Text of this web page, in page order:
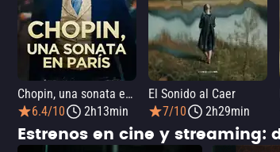
Chopin, una sonata en París
6.4/10
2h13min
El Sonido al Caer
7/10
2h29min
Estrenos en cine y streaming: